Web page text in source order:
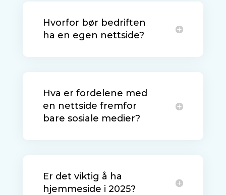
Hvorfor bør bedriften
ha en egen nettside?
Hva er fordelene med
en nettside fremfor
bare sosiale medier?
Er det viktig å ha
hjemmeside i 2025?